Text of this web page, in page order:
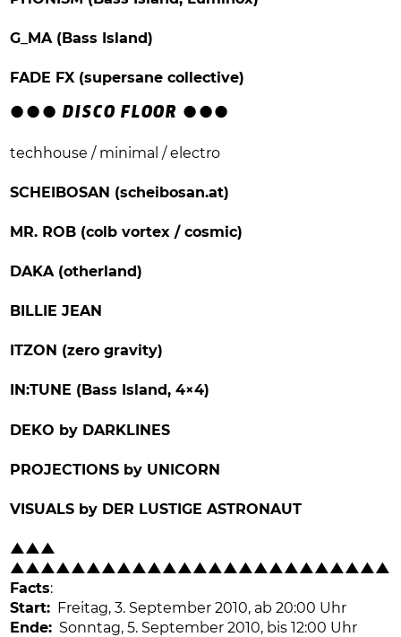
G_MA (Bass Island)
FADE FX (supersane collective)
●●●DISCO FLOOR ●●●
techhouse / minimal / electro
SCHEIBOSAN (scheibosan.at)
MR. ROB (colb vortex / cosmic)
DAKA (otherland)
BILLIE JEAN
ITZON (zero gravity)
IN:TUNE (Bass Island, 4×4)
DEKO by DARKLINES
PROJECTIONS by UNICORN
VISUALS by DER LUSTIGE ASTRONAUT
▲▲▲
▲▲▲▲▲▲▲▲▲▲▲▲▲▲▲▲▲▲▲▲▲▲▲▲▲
Facts:
Start:
Freitag, 3. September 2010, ab 20:00 Uhr
Ende: Sonntag, 5. September 2010, bis 12:00 Uhr